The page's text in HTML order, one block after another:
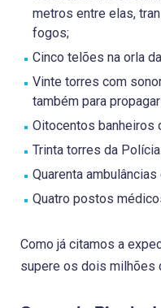
metros entre elas,
fogos;
Cinco telões na orla
Vinte torres com
também para
Oitocentos banheiros
Trinta torres da
Quarenta
Quatro postos
Como já citamos a
supere os dois milhões